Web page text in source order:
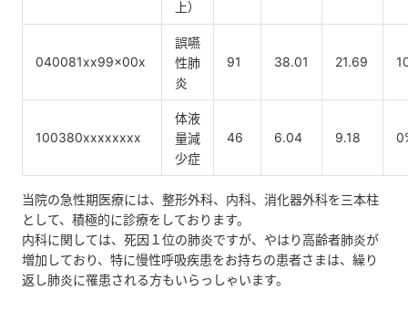
上）
040081xx99x00x
誤嚥
性肺
炎
91 38.01 21.69
100380xxxxxxxx
体液
量減
少症
46 6.04 9.18
当院の急性期医療には、整形外科、内科、消化器外科を三本柱
として、積極的に診療をしております。
内科に関しては、死因１位の肺炎ですが、やはり高齢者肺炎が
増加しており、特に慢性呼吸疾患をお持ちの患者さまは、繰り
返し肺炎に罹患される方もいらっしゃいます。